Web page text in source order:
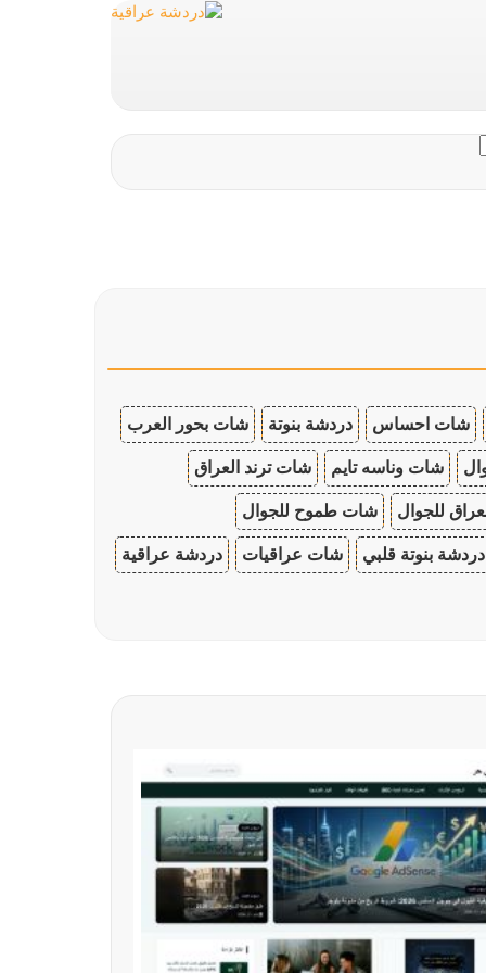
شات احساس دردشة بنوتة شات بحور العرب
شات وناسه تايم شات ترند العراق
للجوال شات طموح للجوال
دردشة بنوتة قلبي شات عراقيات دردشة عراقية